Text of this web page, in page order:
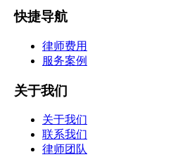
快捷导航
律师费用
服务案例
关于我们
关于我们
联系我们
律师团队